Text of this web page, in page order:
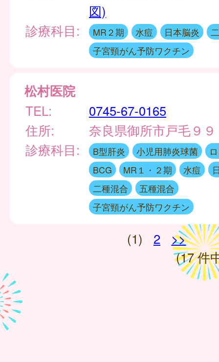
図)
診療科目:
MR２期 水痘 日本脳炎
子宮頸がん予防ワクチン
松村医院
TEL:
0745-67-0165
住所:
奈良県御所市戸毛９
診療科目:
B型肝炎 小児用肺炎球菌
BCG
MR１・２期 水痘
二種混合
五種混合
子宮頸がん予防ワクチン
(1) 2
>>
(17 件